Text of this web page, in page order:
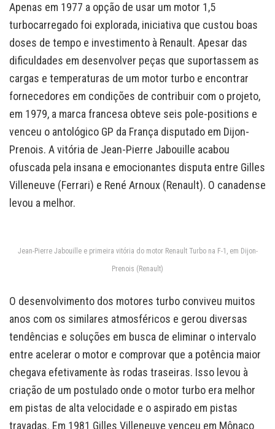
Apenas em 1977 a opção de usar um motor 1,5
turbocarregado foi explorada, iniciativa que custou boas
doses de tempo e investimento à Renault. Apesar das
dificuldades em desenvolver peças que suportassem as
cargas e temperaturas de um motor turbo e encontrar
fornecedores em condições de contribuir com o projeto,
em 1979, a marca francesa obteve seis pole-positions e
venceu o antológico GP da França disputado em Dijon-
Prenois. A vitória de Jean-Pierre Jabouille acabou
ofuscada pela insana e emocionantes disputa entre Gilles
Villeneuve (Ferrari) e René Arnoux (Renault). O canadense
levou a melhor.
Jean-Pierre Jabouille e primeira vitória do motor Renault Turbo na F-1, em Dijon-
Prenois (Renault)
O desenvolvimento dos motores turbo conviveu muitos
anos com os similares atmosféricos e gerou diversas
tendências e soluções em busca de eliminar o intervalo
entre acelerar o motor e comprovar que a potência maior
chegava efetivamente às rodas traseiras. Isso levou à
criação de um postulado onde o motor turbo era melhor
em pistas de alta velocidade e o aspirado em pistas
travadas. Em 1981 Gilles Villeneuve venceu em Mônaco